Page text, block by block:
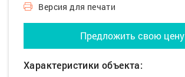
Версия для печати
Предложить свою цену
Характеристики объекта: